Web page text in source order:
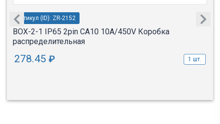
Артикул (ID): ZR-2152
BOX-2-1 IP65 2pin CA10 10A/450V Коробка
распределительная
278.45 ₽ 1 шт.